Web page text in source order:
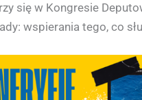
się w Kongresie
wspierania tego, co